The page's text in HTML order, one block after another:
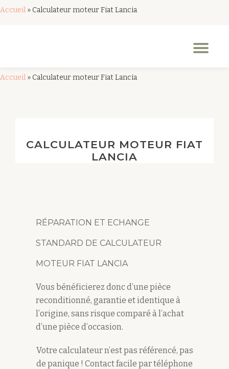
Accueil » Calculateur moteur Fiat Lancia
Accueil » Calculateur moteur Fiat Lancia
CALCULATEUR MOTEUR FIAT
LANCIA
RÉPARATION ET ECHANGE
STANDARD DE CALCULATEUR
MOTEUR FIAT LANCIA
Vous bénéficierez donc d’une pièce
reconditionné, garantie etidentique à
l’origine, sans risque comparé à l’achat
d’une pièce d’occasion.
Votre calculateur n’est pas référencé, pas
de panique ! Contact facile par téléphone